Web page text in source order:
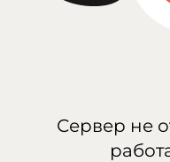
Сервер не